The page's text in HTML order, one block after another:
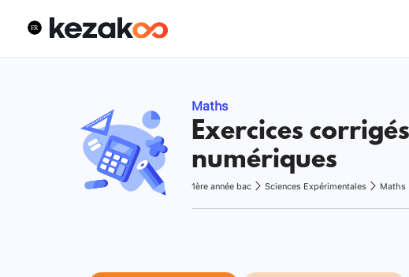
Maths
Exercices
numériques
1ère année bac Sciences Expérimentales Maths